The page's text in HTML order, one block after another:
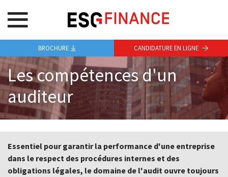
Les compétences d'un
auditeur
Essentiel pour garantir la performance d'une entreprise
dans le respect des procédures internes et des
obligations légales, le domaine de l'audit ouvre toujours
BROCHURE CANDIDATURE EN LIGNE